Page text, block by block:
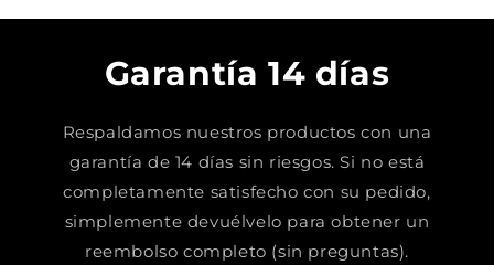
Garantía 14 días
Respaldamos nuestros productos con una
garantía de 14 días sin riesgos. Si no está
completamente satisfecho con su pedido,
simplemente devuélvelo para obtener un
reembolso completo (sin preguntas).